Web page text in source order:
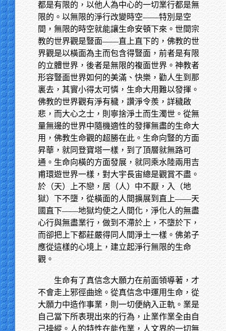
都是有限的，以他人為中心的一切業行都是無
限的。以無限的淨行改變時空——特別是空
間，無限的時空就能讓生命安頓下來。世間宗
教的世界觀是豎面——直上直下的，佛教的世
界觀是以橫面為主而包含得豎面，前者是有限
的立體世界，後者是無限的複面世界。神教者
形容豎面世界如何的美滿、快樂，勸人生到那
裏去，其實小得太可憐，生命大用難以發揮。
佛教的世界觀有淨有穢，讚淨令羨，詳穢啟
悲，而大心之士，則寧捨淨土而生濁世。從無
量無邊的世界中隨機適性的發揮無盡的生命大
用，佛教生命觀的超勝在此。生命向豎的方面
昇華，就同登寶塔一樣，到了頂層就無路可
通。生命向橫的方面發展，就同乘水陸兩用吉
甫環遊世界一樣，對大宇長宙總是觀賞不盡。
於（天）上不戀，居（人）中不厭，入（地
獄）下不墮，從橫面的人間擴展到直上——天
國直下——地獄均使之人間化，淨化人的無盡
心行與無盡業行，做到不滯於上，不墮於下，
而卻把上下都莊嚴得同人間淨土一樣。佛弟子
應從這樣的心境上，建立起淨行無限的生命
觀。
生命有了真信念大願力在前面領導著，才
不會走上邪徑曲途。從真信念中運用生命，從
大願力中造作事業，則一切便納入正軌。業是
自己當下所表現出來的行為，止業作業全由自
己操縱。人的特性在能作業，人文界的一切無